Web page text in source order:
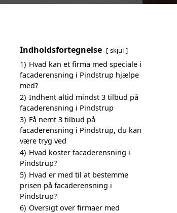
Indholdsfortegnelse skjul
1) Hvad kan et firma med speciale i
facaderensning i Pindstrup hjælpe
med?
2) Indhent altid mindst 3 tilbud på
facaderensning i Pindstrup
3) Få nemt 3 tilbud på
facaderensning i Pindstrup, du kan
være tryg ved
4) Hvad koster facaderensning i
Pindstrup?
5) Hvad er med til at bestemme
prisen på facaderensning i
Pindstrup?
6) Oversigt over firmaer med